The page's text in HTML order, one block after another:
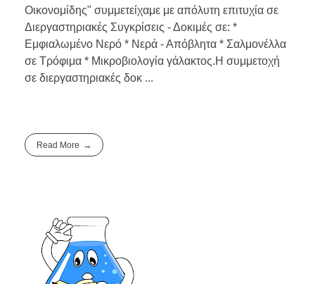
Οικονομίδης" συμμετείχαμε με απόλυτη επιτυχία σε
Διεργαστηριακές Συγκρίσεις - Δοκιμές σε: *
Εμφιαλωμένο Νερό * Νερά - Απόβλητα * Σαλμονέλλα
σε Τρόφιμα * Μικροβιολογία γάλακτος.Η συμμετοχή
σε διεργαστηριακές δοκ ...
Read More